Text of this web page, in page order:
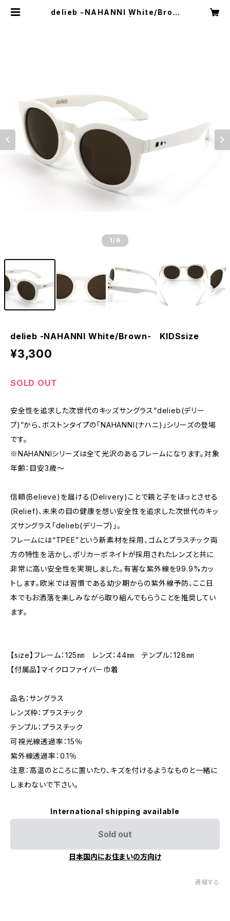
delieb -NAHANNI White/Brow
1 /6
delieb -NAHANNI White/Brown- KIDSsize
¥3,300
SOLD OUT
安全性を追求した次世代のキッズサングラス“delieb(デリー
ブ)”から、ボストンタイプの「NAHANNI(ナハニ)」シリーズの登場
です。
※NAHANNIシリーズは全て光沢のあるフレームになります。対象
年齢：目安3歳～
信頼(Believe)を届ける(Delivery)ことで親と子をほっとさせる
(Relief)、未来の目の健康を想い安全性を追求した次世代のキッ
ズサングラス「delieb(デリーブ)」。
フレームには“TPEE”という新素材を採用、ゴムとプラスチック両
方の特性を活かし、ポリカーボネイトが採用されたレンズと共に
非常に高い安全性を実現しました。有害な紫外線を99.9%カッ
トします。欧米では習慣である幼少期からの紫外線予防、ここ日
本でもお洒落を楽しみながら取り組んでもらうことを推奨してい
ます。
【size】フレーム：125㎜ レンズ：44㎜ テンプル：128㎜
【付属品】マイクロファイバー巾着
品名：サングラス
レンズ枠：プラスチック
テンプル：プラスチック
可視光線透過率：15％
紫外線透過率：0.1％
注意：高温のところに置いたり、キズを付けるようなものと一緒に
しまわないで下さい。
International shipping available
Sold out
日本国内にお住まいの方向け
通報する